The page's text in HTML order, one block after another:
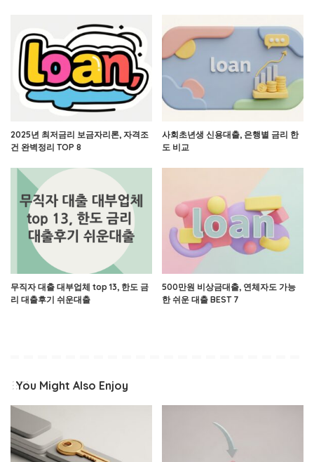
2025년 최저금리 보금자리론, 자격조
건 완벽정리 TOP 8
사회초년생 신용대출, 은행별 금리 한
도 비교
무직자 대출 대부업체 top 13, 한도 금
리 대출후기 쉬운대출
500만원 비상금대출, 연체자도 가능
한 쉬운 대출 BEST 7
You Might Also Enjoy